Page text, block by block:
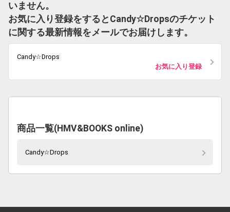
いません。
お気に入り登録をするとCandy☆Dropsのチケット
に関する最新情報をメールでお届けします。
Candy☆Drops
お気に入り登録
商品一覧(HMV&BOOKS online)
Candy☆Drops